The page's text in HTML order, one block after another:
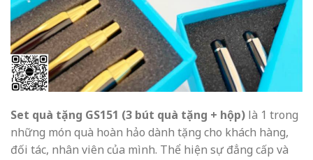
Set quà tặng GS151 (3 bút quà tặng + hộp) là 1 trong
những món quà hoàn hảo dành tặng cho khách hàng,
đối tác, nhân viên của mình. Thể hiện sự đẳng cấp và